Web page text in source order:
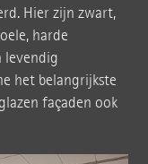
Hier zijn zwart,
harde
levendig
het belangrijkste
façaden ook